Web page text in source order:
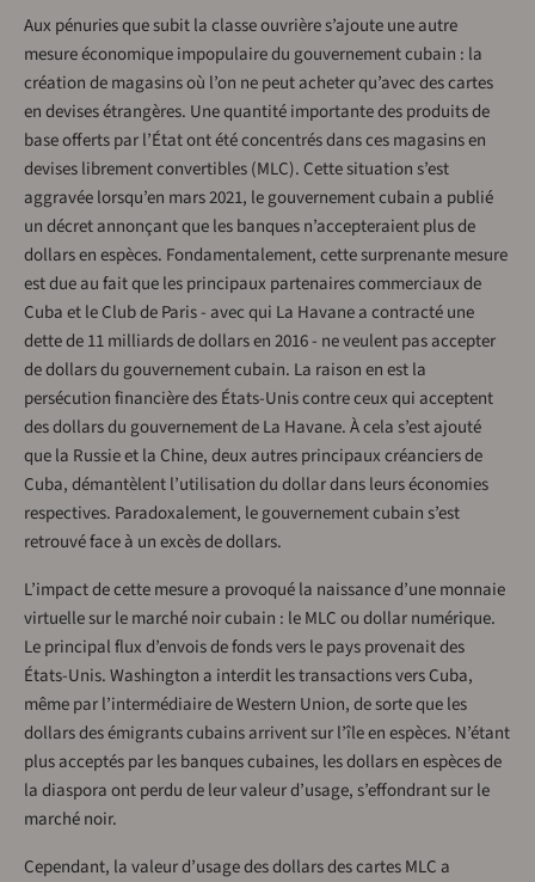
Aux pénuries que subit la classe ouvrière s’ajoute une autre
mesure économique impopulaire du gouvernement cubain : la
création de magasins où l’on ne peut acheter qu’avec des cartes
en devises étrangères. Une quantité importante des produits de
base offerts par l’État ont été concentrés dans ces magasins en
devises librement convertibles (MLC). Cette situation s’est
aggravée lorsqu’en mars 2021, le gouvernement cubain a publié
un décret annonçant que les banques n’accepteraient plus de
dollars en espèces. Fondamentalement, cette surprenante mesure
est due au fait que les principaux partenaires commerciaux de
Cuba et le Club de Paris - avec qui La Havane a contracté une
dette de 11 milliards de dollars en 2016 - ne veulent pas accepter
de dollars du gouvernement cubain. La raison en est la
persécution financière des États-Unis contre ceux qui acceptent
des dollars du gouvernement de La Havane. À cela s’est ajouté
que la Russie et la Chine, deux autres principaux créanciers de
Cuba, démantèlent l’utilisation du dollar dans leurs économies
respectives. Paradoxalement, le gouvernement cubain s’est
retrouvé face à un excès de dollars.
L’impact de cette mesure a provoqué la naissance d’une monnaie
virtuelle sur le marché noir cubain : le MLC ou dollar numérique.
Le principal flux d’envois de fonds vers le pays provenait des
États-Unis. Washington a interdit les transactions vers Cuba,
même par l’intermédiaire de Western Union, de sorte que les
dollars des émigrants cubains arrivent sur l’île en espèces. N’étant
plus acceptés par les banques cubaines, les dollars en espèces de
la diaspora ont perdu de leur valeur d’usage, s’effondrant sur le
marché noir.
Cependant, la valeur d’usage des dollars des cartes MLC a